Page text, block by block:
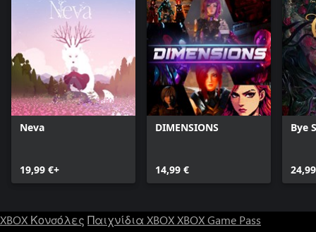
Neva
19,99 €+
DIMENSIONS
14,99 €
Bye
XBOX Κονσόλες Παιχνίδια XBOXXBOX Game Pass